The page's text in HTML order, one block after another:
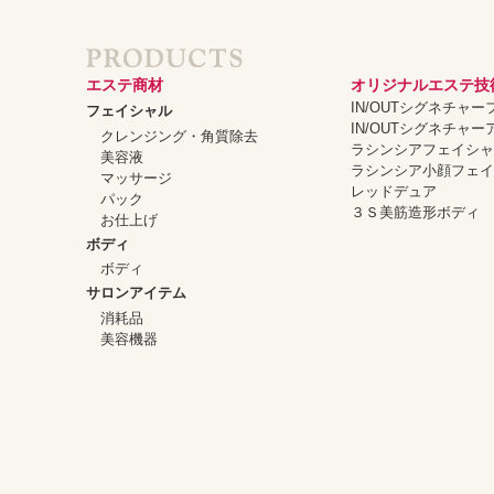
エステ商材
フェイシャル
クレンジング・角質除去
美容液
マッサージ
パック
お仕上げ
ボディ
ボディ
サロンアイテム
消耗品
美容機器
オリジナルエステ技
IN/OUTシグネチャー
IN/OUTシグネチャー
ラシンシアフェイシ
ラシンシア小顔フェ
レッドデュア
３Ｓ美筋造形ボディ